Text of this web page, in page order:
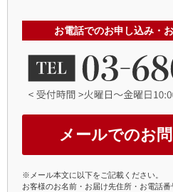
お電話でのお申し込み・
メールでのお
※メール本文に以下をご記載ください。
お客様のお名前・お届け先住所・お電話